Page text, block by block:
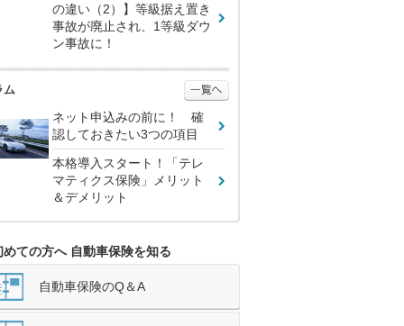
の違い（2）】等級据え置き
事故が廃止され、1等級ダウ
ン事故に！
ム
ネット申込みの前に！ 確
認しておきたい3つの項目
本格導入スタート！「テレ
マティクス保険」メリット
＆デメリット
めての方へ 自動車保険を知る
自動車保険のQ＆A